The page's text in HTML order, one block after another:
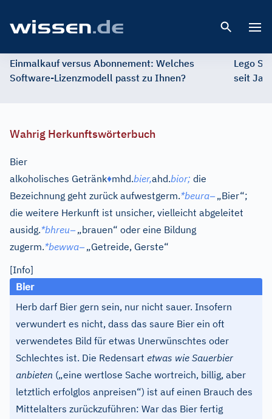
Einmalkauf versus Abonnement: Welches
Software-Lizenzmodell passt zu Ihnen?
Lego
seit
Wahrig Herkunftswörterbuch
Bier
alkoholisches Getränk♦mhd.bier,ahd.bior; die
Bezeichnung geht zurück aufwestgerm.*beura–„Bier“;
die weitere Herkunft ist unsicher, vielleicht abgeleitet
ausidg.*bhreu–„brauen“ oder eine Bildung
zugerm.*bewwa–„Getreide, Gerste“
[Info]
Bier
Herb darf Bier gern sein, nur nicht sauer. Insofern
verwundert es nicht, dass das saure Bier ein oft
verwendetes Bild für etwas Unerwünschtes oder
Schlechtes ist. Die Redensart etwas wie Sauerbier
anbieten („eine wertlose Sache wortreich, billig, aber
letztlich erfolglos anpreisen“) ist auf einen Brauch des
Mittelalters zurückzuführen: War das Bier fertig